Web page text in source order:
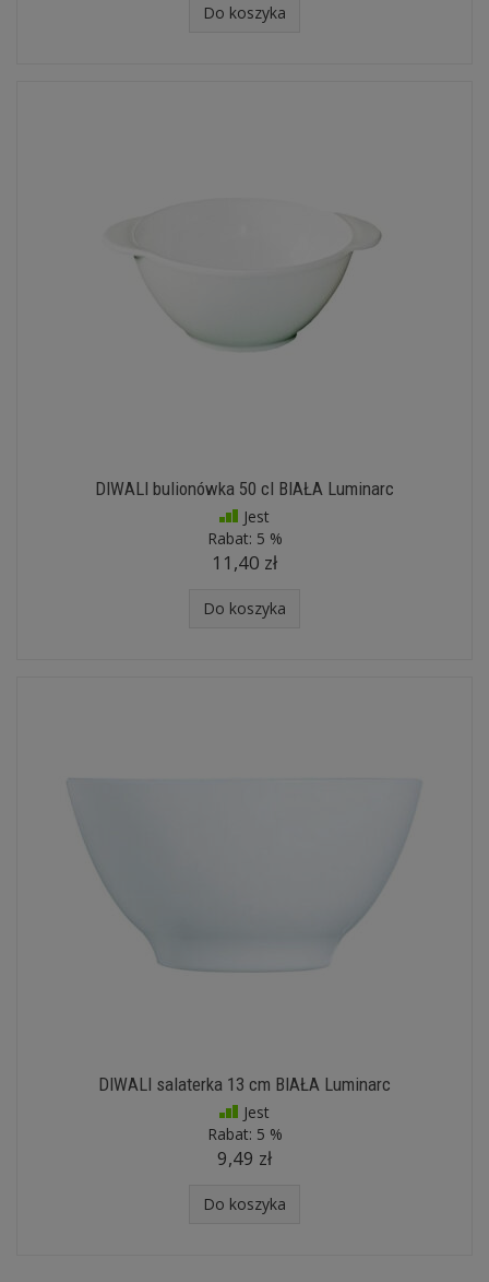
Do koszyka
DIWALI bulionówka 50 cl BIAŁA Luminarc
Jest
Rabat: 5 %
11,40 zł
Do koszyka
DIWALI salaterka 13 cm BIAŁA Luminarc
Jest
Rabat: 5 %
9,49 zł
Do koszyka